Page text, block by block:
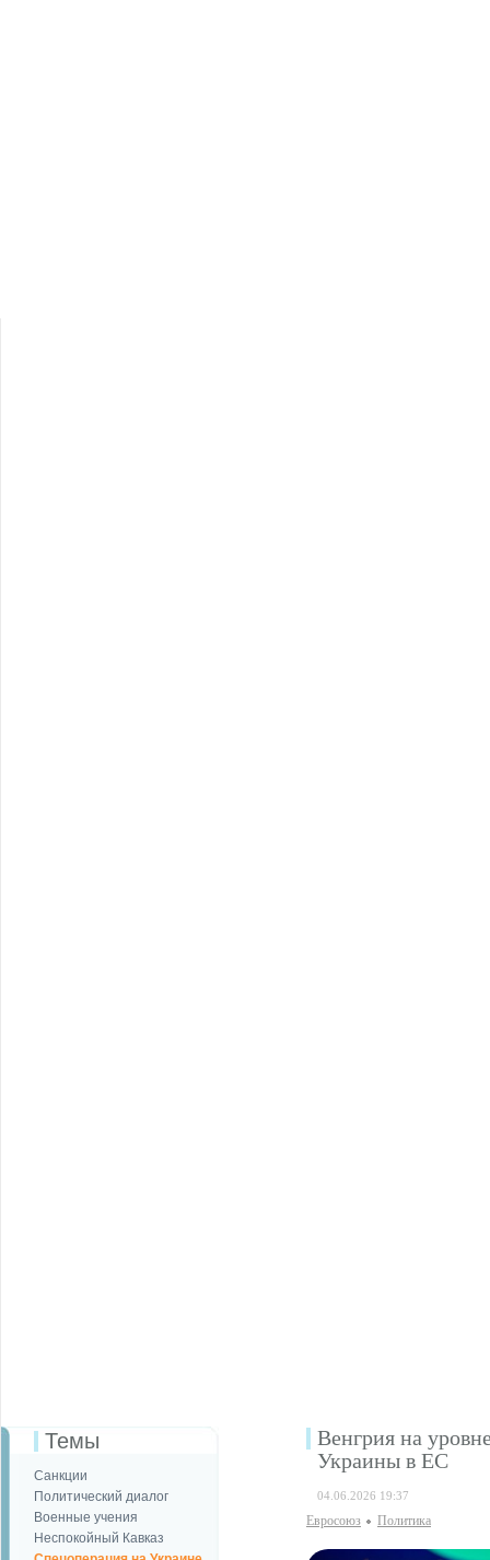
Темы
Санкции
Политический диалог
Военные учения
Неспокойный Кавказ
Венгрия на
Украины в ЕС
04.06.2026 19:37
Евросоюз Политика